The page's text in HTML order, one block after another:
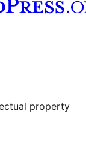
property